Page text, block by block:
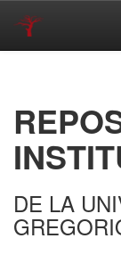
DE LA